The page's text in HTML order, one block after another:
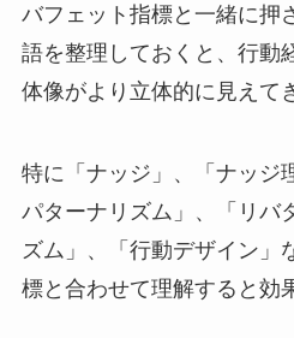
バフェット指標と一緒に押
語を整理しておくと、行動
体像がより立体的に見えて
特に「ナッジ」、「ナッジ
パターナリズム」、「リバ
ズム」、「行動デザイン」
標と合わせて理解すると効